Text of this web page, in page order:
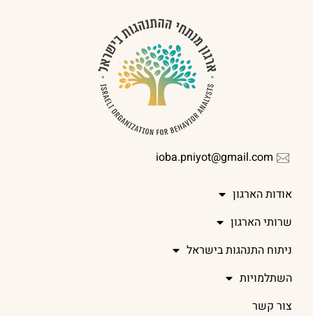
ioba.pniyot@gmail.com
אודות הארגון
שרותי הארגון
ניתוח התנהגות בישראל
השתלמויות
צור קשר